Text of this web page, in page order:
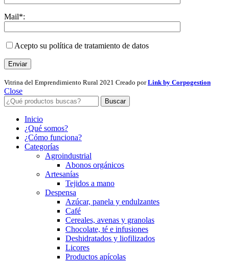
Mail*:
Acepto su política de tratamiento de datos
Vitrina del Emprendimiento Rural 2021 Creado porLink by Corpogestion
Close
Buscar
Inicio
¿Qué somos?
¿Cómo funciona?
Categorías
Agroindustrial
Abonos orgánicos
Artesanías
Tejidos a mano
Despensa
Azúcar, panela y endulzantes
Café
Cereales, avenas y granolas
Chocolate, té e infusiones
Deshidratados y liofilizados
Licores
Productos apícolas